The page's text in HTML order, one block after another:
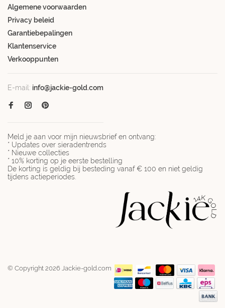
Algemene voorwaarden
Privacy beleid
Garantiebepalingen
Klantenservice
Verkooppunten
E-mail: info@jackie-gold.com
Meld je aan voor mijn nieuwsbrief en ontvang:
* Updates over sieradentrends
* Nieuwe collecties
* 10% korting op je eerste bestelling
De korting is geldig bij besteding vanaf € 100 en niet geldig
tijdens actieperiodes.
© Copyright 2026 Jackie-gold.com